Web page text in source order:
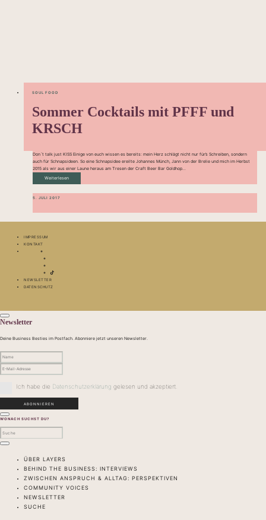
SOUL FOOD
Sommer Cocktails mit PFFF und
KRSCH
Don´t talk just KISS Einige von euch wissen es bereits: mein Herz schlägt nicht nur für’s Schreiben, sondern
auch für Schnapsideen. So eine Schnapsidee ereilte Johannes Münch, Jann von der Brelie und mich im Herbst
2015 als wir aus einer Laune heraus am Tresen der Craft Beer Bar Goldhop...
Weiterlesen
5. JULI 2017
IMPRESSUM
KONTAKT
NEWSLETTER
DATENSCHUTZ
Newsletter
Deine Business Besties im Postfach. Abonniere jetzt unseren Newsletter.
Ich habe die Datenschutzerklärung gelesen und akzeptiert.
WONACH SUCHST DU?
ÜBER LAYERS
BEHIND THE BUSINESS: INTERVIEWS
ZWISCHEN ANSPRUCH & ALLTAG: PERSPEKTIVEN
COMMUNITY VOICES
NEWSLETTER
SUCHE